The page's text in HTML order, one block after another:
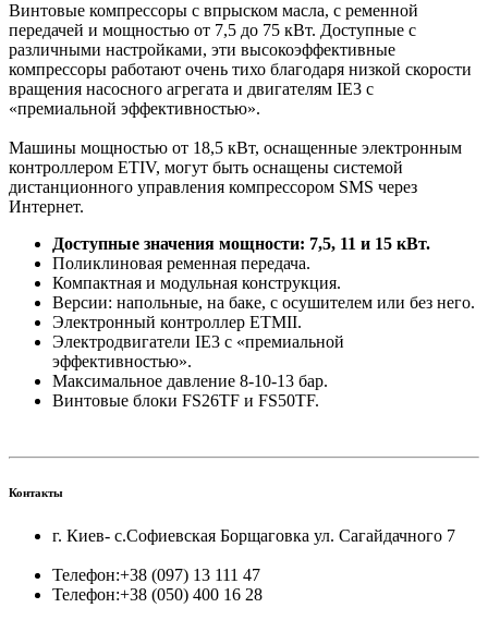
Винтовые компрессоры с впрыском масла, с ременной
передачей и мощностью от 7,5 до 75 кВт. Доступные с
различными настройками, эти высокоэффективные
компрессоры работают очень тихо благодаря низкой скорости
вращения насосного агрегата и двигателям IE3 с
«премиальной эффективностью».
Машины мощностью от 18,5 кВт, оснащенные электронным
контроллером ETIV, могут быть оснащены системой
дистанционного управления компрессором SMS через
Интернет.
Доступные значения мощности: 7,5, 11 и 15 кВт.
Поликлиновая ременная передача.
Компактная и модульная конструкция.
Версии: напольные, на баке, с осушителем или без него.
Электронный контроллер ETMII.
Электродвигатели IE3 с «премиальной
эффективностью».
Максимальное давление 8-10-13 бар.
Винтовые блоки FS26TF и FS50TF.
Контакты
г. Киев- с.Софиевская Борщаговка ул. Сагайдачного 7
Телефон:+38 (097) 13 111 47
Телефон:+38 (050) 400 16 28